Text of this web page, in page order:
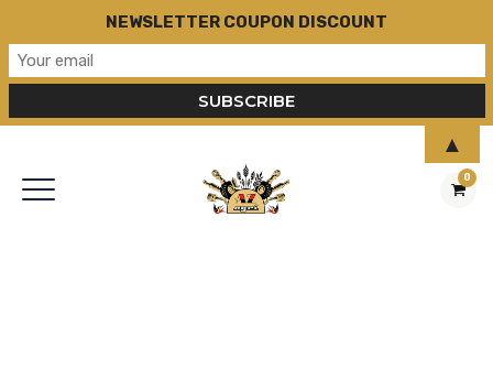
0
NEWSLETTER COUPON DISCOUNT
▲